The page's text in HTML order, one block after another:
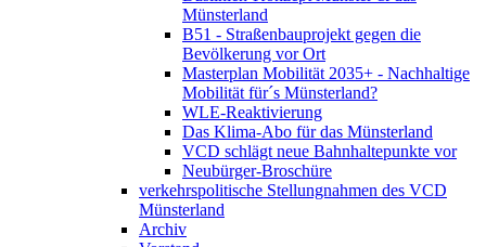
Münsterland
B51 - Straßenbauprojekt gegen die
Bevölkerung vor Ort
Masterplan Mobilität 2035+ - Nachhaltige
Mobilität für´s Münsterland?
WLE-Reaktivierung
Das Klima-Abo für das Münsterland
VCD schlägt neue Bahnhaltepunkte vor
Neubürger-Broschüre
verkehrspolitische Stellungnahmen des VCD
Münsterland
Archiv